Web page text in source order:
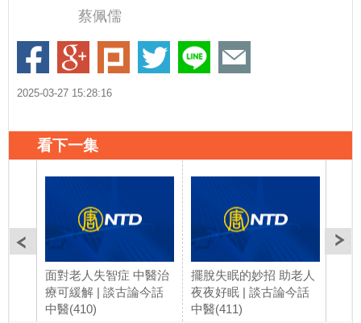
蔡佩儒
2025-03-27 15:28:16
看下一集
面對老人失智症 中醫治
療可緩解 | 談古論今話
中醫(410)
擺脫失眠的妙招 助老人
夜夜好眠 | 談古論今話
中醫(411)